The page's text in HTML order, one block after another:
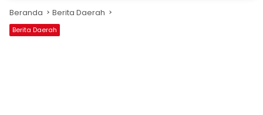
Beranda Berita Daerah
Berita Daerah